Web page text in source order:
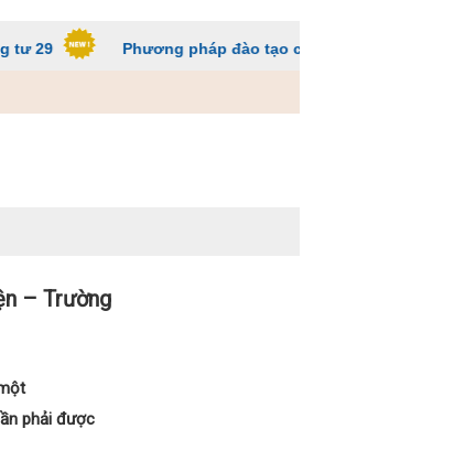
Phương pháp đào tạo các trường ĐH để sinh viên không
– Trường
phải được